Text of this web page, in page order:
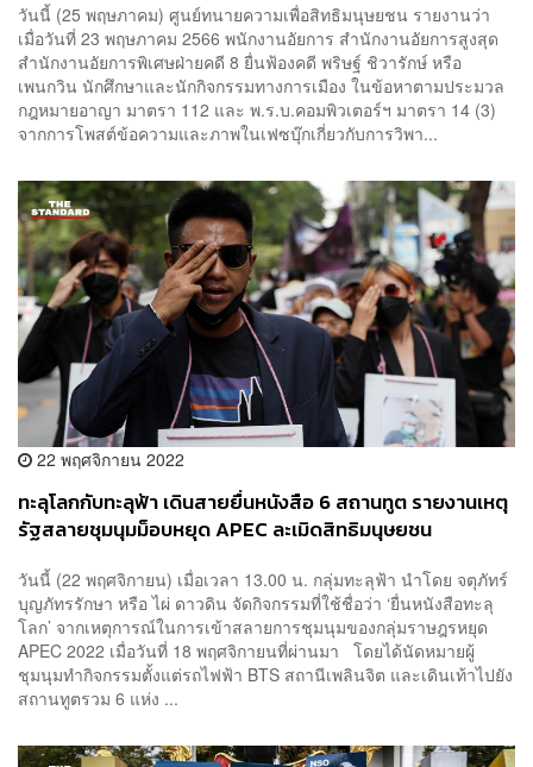
วันนี้ (25 พฤษภาคม) ศูนย์ทนายความเพื่อสิทธิมนุษยชน รายงานว่า
เมื่อวันที่ 23 พฤษภาคม 2566 พนักงานอัยการ สำนักงานอัยการสูงสุด
สำนักงานอัยการพิเศษฝ่ายคดี 8 ยื่นฟ้องคดี พริษฐ์ ชิวารักษ์ หรือ
เพนกวิน นักศึกษาและนักกิจกรรมทางการเมือง ในข้อหาตามประมวล
กฎหมายอาญา มาตรา 112 และ พ.ร.บ.คอมพิวเตอร์ฯ มาตรา 14 (3)
จากการโพสต์ข้อความและภาพในเฟซบุ๊กเกี่ยวกับการวิพา...
22 พฤศจิกายน 2022
ทะลุโลกกับทะลุฟ้า เดินสายยื่นหนังสือ 6 สถานทูต รายงานเหตุ
รัฐสลายชุมนุมม็อบหยุด APEC ละเมิดสิทธิมนุษยชน
วันนี้ (22 พฤศจิกายน) เมื่อเวลา 13.00 น. กลุ่มทะลุฟ้า นำโดย จตุภัทร์
บุญภัทรรักษา หรือ ไผ่ ดาวดิน จัดกิจกรรมที่ใช้ชื่อว่า ‘ยื่นหนังสือทะลุ
โลก’ จากเหตุการณ์ในการเข้าสลายการชุมนุมของกลุ่มราษฎรหยุด
APEC 2022 เมื่อวันที่ 18 พฤศจิกายนที่ผ่านมา โดยได้นัดหมายผู้
ชุมนุมทำกิจกรรมตั้งแต่รถไฟฟ้า BTS สถานีเพลินจิต และเดินเท้าไปยัง
สถานทูตรวม 6 แห่ง ...